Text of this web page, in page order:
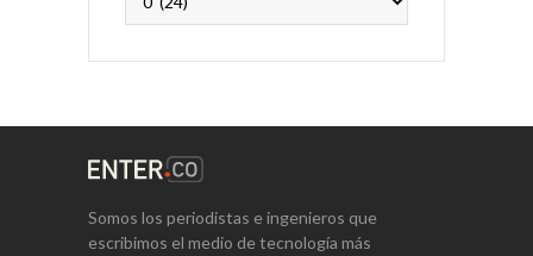
Somos los periodistas e ingenieros que
escribimos el medio de tecnología más